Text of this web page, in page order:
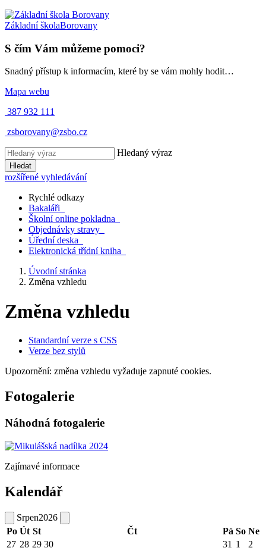
Základní školaBorovany
S čím Vám můžeme pomoci?
Snadný přístup k informacím, které by se vám mohly hodit…
Mapa webu
387 932 111
zsborovany@zsbo.cz
Hledaný výraz
Hledat
rozšířené vyhledávání
Rychlé odkazy
Bakaláři
Školní online pokladna
Objednávky stravy
Úřední deska
Elektronická třídní kniha
Úvodní stránka
Změna vzhledu
Změna vzhledu
Standardní verze s CSS
Verze bez stylů
Upozornění: změna vzhledu vyžaduje zapnuté cookies.
Fotogalerie
Náhodná fotogalerie
Zajímavé informace
Kalendář
Srpen2026
Po Út St Čt Pá So Ne
27 28 29 30 31 1
2